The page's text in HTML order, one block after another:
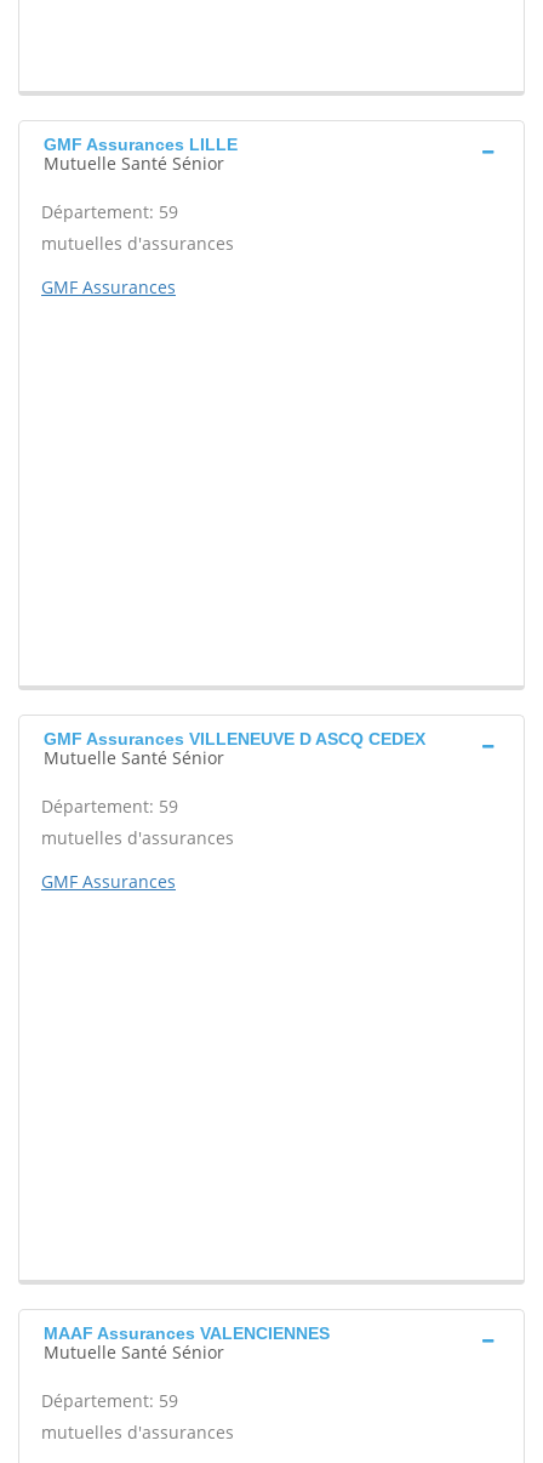
GMF Assurances LILLE
Mutuelle Santé Sénior
Département: 59
mutuelles d'assurances
GMF Assurances
GMF Assurances VILLENEUVE D ASCQ CEDEX
Mutuelle Santé Sénior
Département: 59
mutuelles d'assurances
GMF Assurances
MAAF Assurances VALENCIENNES
Mutuelle Santé Sénior
Département: 59
mutuelles d'assurances